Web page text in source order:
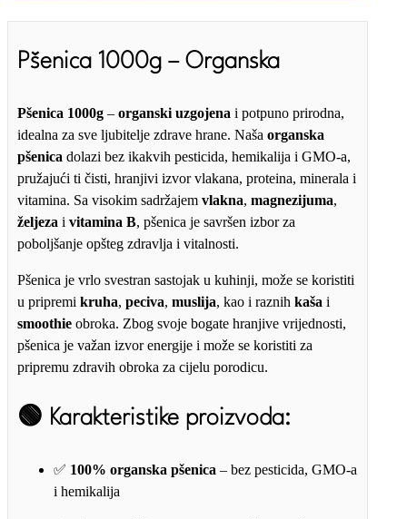
Pšenica 1000g – Organska
Pšenica 1000g – organski uzgojena i potpuno prirodna,
idealna za sve ljubitelje zdrave hrane. Naša organska
pšenica dolazi bez ikakvih pesticida, hemikalija i GMO-a,
pružajući ti čisti, hranjivi izvor vlakana, proteina, minerala i
vitamina. Sa visokim sadržajem vlakna, magnezijuma,
željeza i vitamina B, pšenica je savršen izbor za
poboljšanje opšteg zdravlja i vitalnosti.
Pšenica je vrlo svestran sastojak u kuhinji, može se koristiti
u pripremi kruha, peciva, muslija, kao i raznih kaša i
smoothie obroka. Zbog svoje bogate hranjive vrijednosti,
pšenica je važan izvor energije i može se koristiti za
pripremu zdravih obroka za cijelu porodicu.
🟢 Karakteristike proizvoda:
✅ 100% organska pšenica – bez pesticida, GMO-a
i hemikalija